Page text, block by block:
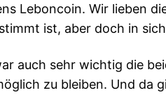
Leboncoin. Wir lieben
ist, aber doch in
auch sehr wichtig die
zu bleiben. Und da